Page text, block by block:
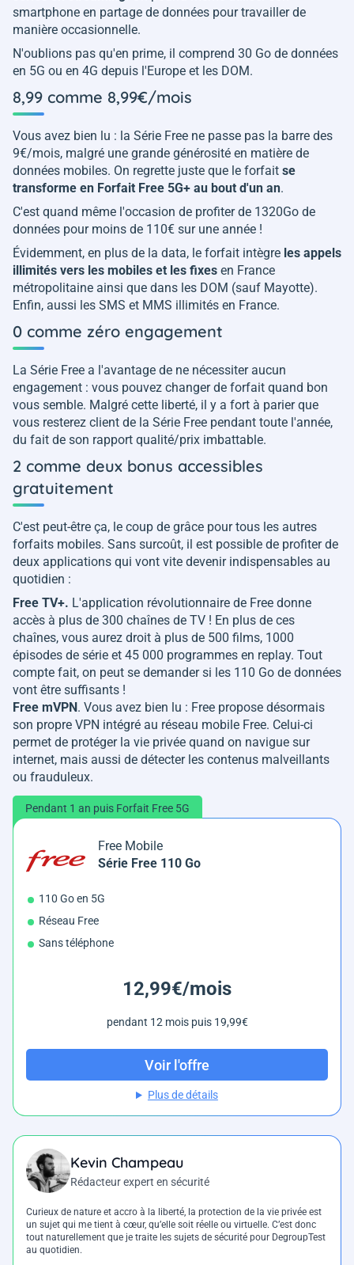
smartphone en partage de données pour travailler de
manière occasionnelle.
N'oublions pas qu'en prime, il comprend 30 Go de données
en 5G ou en 4G depuis l'Europe et les DOM.
8,99 comme 8,99€/mois
Vous avez bien lu : la Série Free ne passe pas la barre des
9€/mois, malgré une grande générosité en matière de
données mobiles. On regrette juste que le forfait se
transforme en Forfait Free 5G+ au bout d'un an.
C'est quand même l'occasion de profiter de 1320Go de
données pour moins de 110€ sur une année !
Évidemment, en plus de la data, le forfait intègre les appels
illimités vers les mobiles et les fixes en France
métropolitaine ainsi que dans les DOM (sauf Mayotte).
Enfin, aussi les SMS et MMS illimités en France.
0 comme zéro engagement
La Série Free a l'avantage de ne nécessiter aucun
engagement : vous pouvez changer de forfait quand bon
vous semble. Malgré cette liberté, il y a fort à parier que
vous resterez client de la Série Free pendant toute l'année,
du fait de son rapport qualité/prix imbattable.
2 comme deux bonus accessibles
gratuitement
C'est peut-être ça, le coup de grâce pour tous les autres
forfaits mobiles. Sans surcoût, il est possible de profiter de
deux applications qui vont vite devenir indispensables au
quotidien :
Free TV+. L'application révolutionnaire de Free donne
accès à plus de 300 chaînes de TV ! En plus de ces
chaînes, vous aurez droit à plus de 500 films, 1000
épisodes de série et 45 000 programmes en replay. Tout
compte fait, on peut se demander si les 110 Go de données
vont être suffisants !
Free mVPN . Vous avez bien lu : Free propose désormais
son propre VPN intégré au réseau mobile Free. Celui-ci
permet de protéger la vie privée quand on navigue sur
internet, mais aussi de détecter les contenus malveillants
ou frauduleux.
Pendant 1 an puis Forfait Free 5G
Free Mobile
Série Free 110 Go
110 Go en 5G
Réseau Free
Sans téléphone
12,99€/mois
pendant 12 mois puis 19,99€
Voir l'offre
Plus de détails
Kevin Champeau
Rédacteur expert en sécurité
Curieux de nature et accro à la liberté, la protection de la vie privée est
un sujet qui me tient à cœur, qu’elle soit réelle ou virtuelle. C’est donc
tout naturellement que je traite les sujets de sécurité pour DegroupTest
au quotidien.